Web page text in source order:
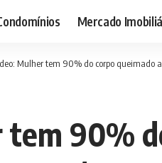
Mercado
Mulher tem 90% do corpo queimado
90%